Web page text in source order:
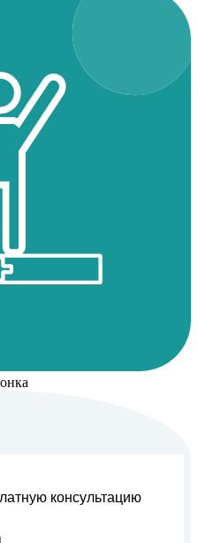
консультацию